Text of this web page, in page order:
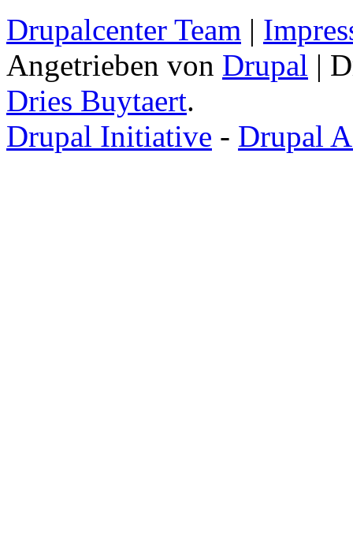
Drupalcenter Team |
Angetrieben von Drupal |
Dries Buytaert.
Drupal Initiative - Drupal